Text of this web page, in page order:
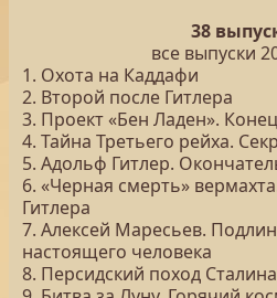
38
все выпуски
1. Охота на Каддафи
2. Второй после Гитлера
3. Проект «Бен Ладен».
4. Тайна Третьего рейха.
5. Адольф Гитлер.
6. «Черная смерть»
Гитлера
7. Алексей Маресьев.
настоящего человека
8. Персидский поход Сталина